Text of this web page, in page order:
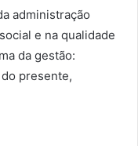
administração
e na qualidade
da gestão:
presente,